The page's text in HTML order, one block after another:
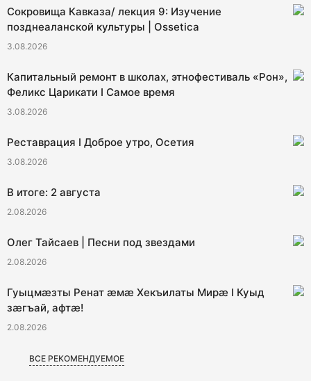
Сокровища Кавказа/ лекция 9: Изучение
позднеаланской культуры | Ossetica
3.08.2026
Капитальный ремонт в школах, этнофестиваль «Рон»,
Феликс Царикати I Самое время
3.08.2026
Реставрация I Доброе утро, Осетия
3.08.2026
В итоге: 2 августа
2.08.2026
Олег Тайсаев | Песни под звездами
2.08.2026
Гуыцмӕзты Ренат ӕмӕ Хекъилаты Мирӕ I Куыд
зӕгъай, афтӕ!
2.08.2026
ВСЕ РЕКОМЕНДУЕМОЕ